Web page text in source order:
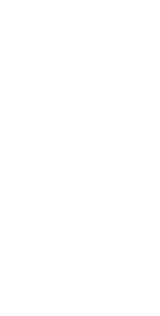
This website
assume you're